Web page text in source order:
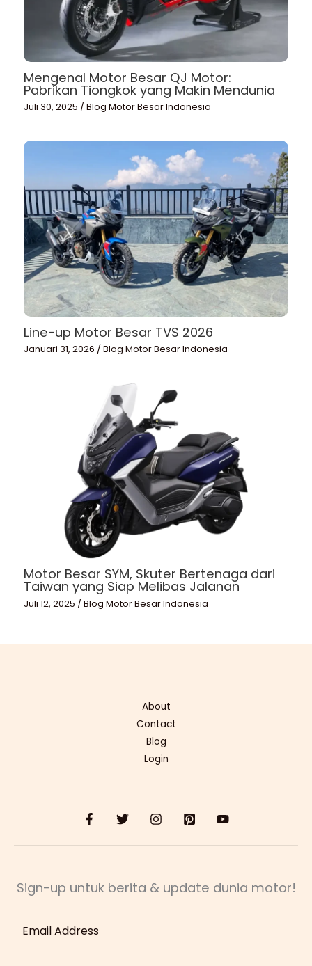
Mengenal Motor Besar QJ Motor:
Pabrikan Tiongkok yang Makin Mendunia
Juli 30, 2025 /Blog Motor Besar Indonesia
Line-up Motor Besar TVS 2026
Januari 31, 2026 /Blog Motor Besar Indonesia
Motor Besar SYM, Skuter Bertenaga dari
Taiwan yang Siap Melibas Jalanan
Juli 12, 2025 /Blog Motor Besar Indonesia
About
Contact
Blog
Login
Sign-up untuk berita & update dunia motor!